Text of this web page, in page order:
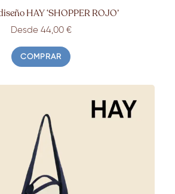
HAY ‘SHOPPER ROJO’
Desde 44,00 €
COMPRAR